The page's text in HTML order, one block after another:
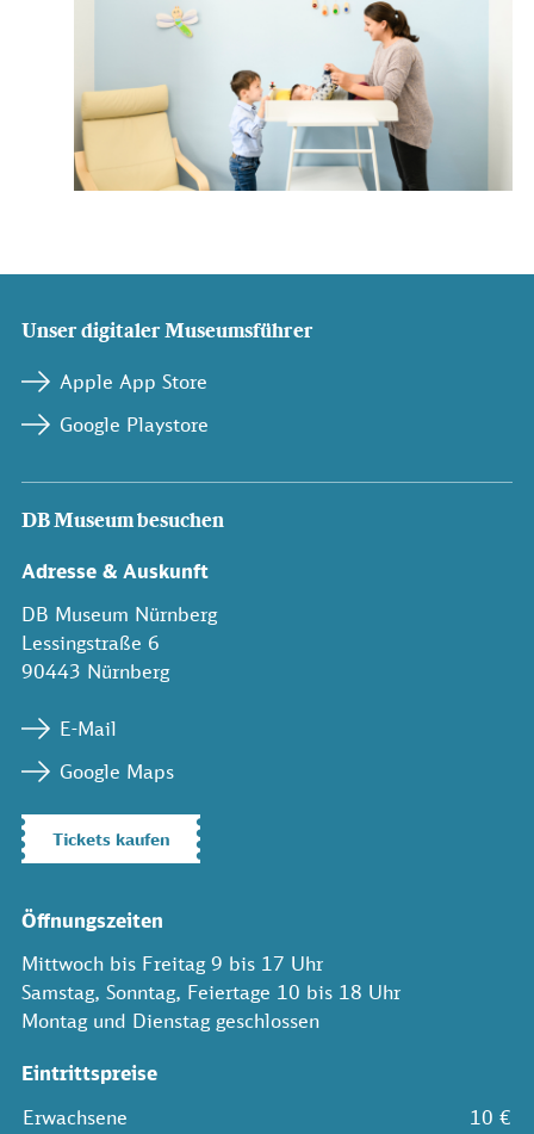
Unser digitaler Museumsführer
Apple App Store
Google Playstore
DB Museum besuchen
Adresse & Auskunft
DB Museum Nürnberg
Lessingstraße 6
90443 Nürnberg
E-Mail
Google Maps
Tickets kaufen
Öffnungszeiten
Mittwoch bis Freitag 9 bis 17 Uhr
Samstag, Sonntag, Feiertage 10 bis 18 Uhr
Montag und Dienstag geschlossen
Eintrittspreise
Erwachsene
10 €